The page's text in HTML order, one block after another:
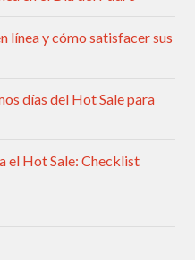
línea y cómo satisfacer sus
días del Hot Sale para
el Hot Sale: Checklist